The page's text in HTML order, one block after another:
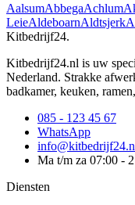
AalsumAbbegaAchlum
LeieAldeboarnAldtsjerk
Kitbedrijf24.
Kitbedrijf24.nl is uw
Nederland. Strakke
badkamer, keuken,
085 - 123 45 67
WhatsApp
Ma t/m za 07:00 -
Diensten